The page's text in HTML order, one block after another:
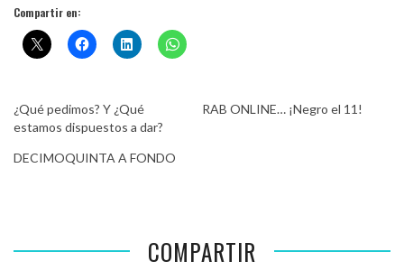
Compartir en:
¿Qué pedimos? Y ¿Qué
estamos dispuestos a dar?
RAB ONLINE… ¡Negro el 11!
DECIMOQUINTA A FONDO
COMPARTIR